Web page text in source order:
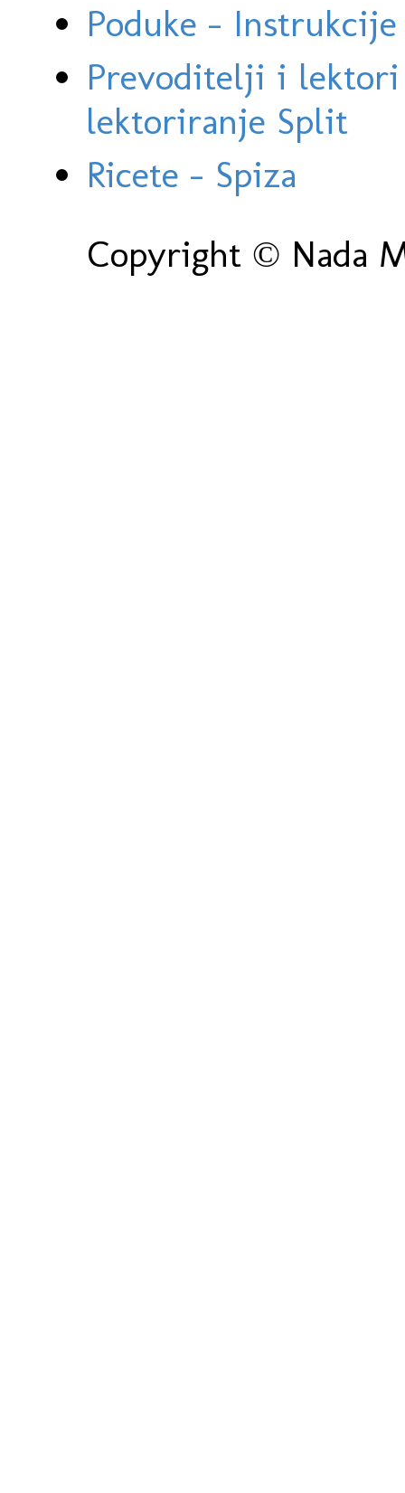
Poduke -
Prevoditelji i
lektoriranje Split
Ricete - Spiza
Copyright © Nada